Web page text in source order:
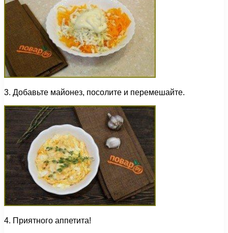
3. Добавьте майонез, посолите и перемешайте.
4. Приятного аппетита!